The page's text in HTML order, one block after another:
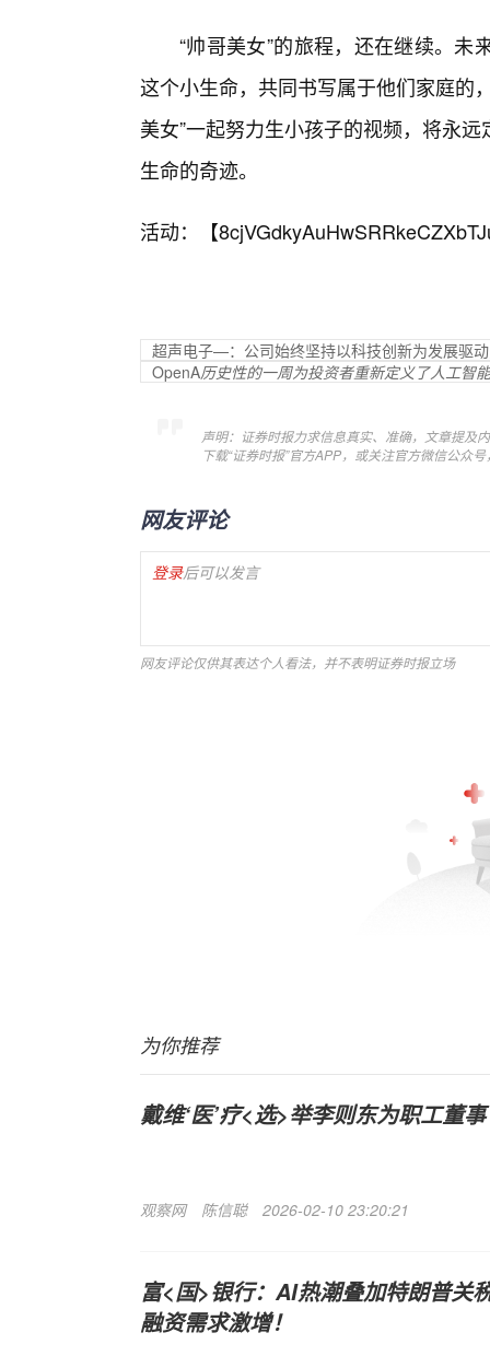
“帅哥美女”的旅程，还在继续。
这个小生命，共同书写属于他们家庭的
美女”一起努力生小孩子的视频，将永
生命的奇迹。
活动：【
超声电子—：公司始终坚持以科技创新为发展驱
OpenA历史性的一周为投资者重新定义了人工智
声明：证券时报力求信息真实、准确，文章提及
下载“证券时报”官方APP，或关注官方微信公众
网友评论
登录后可以发言
网友评论仅供其表达个人看法，并不表明证券时报立场
为你推荐
戴维‘医’疗<选>举李则东为职工董事
观察网 陈信聪 2026-02-10 23:20:21
富<国>银行：AI热潮叠加特朗普关
融资需求激增！